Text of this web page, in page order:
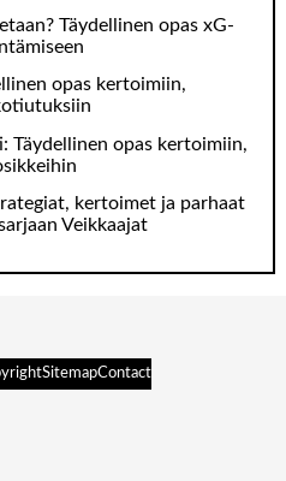
Täydellinen opas xG-
opas kertoimiin,
Täydellinen opas kertoimiin,
kertoimet ja parhaat
Veikkaajat
SitemapContact